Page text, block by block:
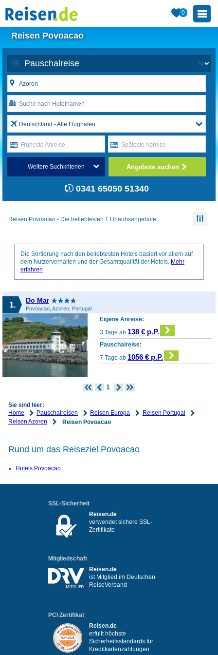
0
Reisen Povoacao
Deutschland - Alle Flughäfen
Früheste Anreise Späteste Abreise
Weitere Suchkriterien Angebote suchen
0341 65050 51340
Reisen Povoacao - Die beliebtesten 1 Urlaubsangebote
Die Sortierung nach den beliebtesten Hotels basiert vor allem auf
dem Nutzerverhalten und der Gesamtqualität der Hotels. Mehr
erfahren
1. Do Mar
Povoacao, Azoren, Portugal
Eigene Anreise:
3 Tage ab 138 € p.P.
Pauschalreise:
7 Tage ab 1056 € p.P.
1
Sie sind hier:
Home
Pauschalreisen Reisen Europa
Reisen Portugal
Reisen Azoren
Reisen Povoacao
Rund um das Reiseziel Povoacao
Hotels Povoacao
SSL-Sicherheit
Reisen.de
verwendet sichere SSL-
Zertifikate
Mitgliedschaft
Reisen.de
ist Mitglied im Deutschen
ReiseVerband
PCI Zertifikat
Reisen.de
erfüllt höchste
Sicherheitsstandards für
Kreditkartenzahlungen